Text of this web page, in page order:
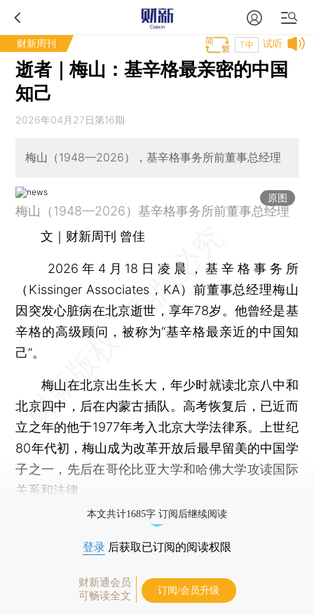
财新周刊 试听
T中
逝者｜梅山：基辛格最亲密的中国
知己
2026年04月27日第16期
梅山（1948—2026），基辛格事务所前董事总经理
原图
梅山（1948—2026）基辛格事务所前董事总经理
文｜财新周刊 曾佳
2026年4月18日凌晨，基辛格事务所
（Kissinger Associates，KA）前董事总经理梅山
因突发心脏病在北京逝世，享年78岁。他曾经是基
辛格的高级顾问，被称为“基辛格最亲近的中国知
己”。
梅山在北京出生长大，年少时就读北京八中和
北京四中，后在内蒙古插队。高考恢复后，已近而
立之年的他于1977年考入北京大学法律系。上世纪
80年代初，梅山成为改革开放后最早留美的中国学
子之一，先后在哥伦比亚大学和哈佛大学攻读国际
关系和法律。
本文共计1685字 订阅后继续阅读
登录 后获取已订阅的阅读权限
财新通会员
可畅读全文
订阅/会员升级